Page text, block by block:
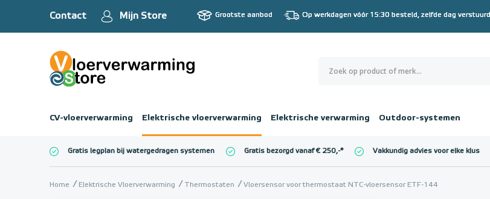
Contact Mijn Store Grootste aanbod Op werkdagen vóór 15:30 besteld, zelfde dag verstuurd
CV-vloerverwarming Elektrische vloerverwarming Elektrische verwarming Outdoor-systemen
€ 0,00
Gratis legplan bij watergedragen systemen Gratis bezorgd vanaf € 250,-* Vakkundig advies voor elke klus
Home Elektrische Vloerverwarming Thermostaten Vloersensor voor thermostaat NTC-vloersensor ETF-144